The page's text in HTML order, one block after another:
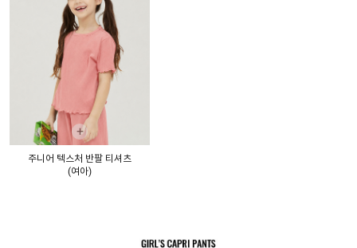
+
주니어 텍스처 반팔 티셔츠
(여아)